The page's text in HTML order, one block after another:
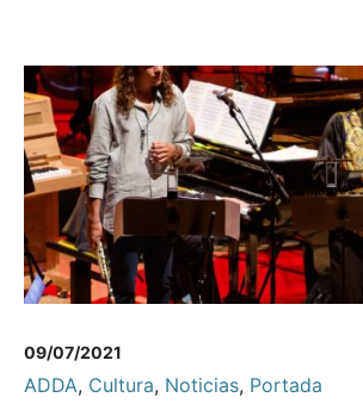
09/07/2021
ADDA, Cultura, Noticias, Portada